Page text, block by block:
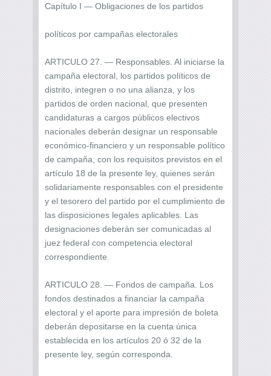
Capítulo I — Obligaciones de los partidos
políticos por campañas electorales
ARTICULO 27. — Responsables. Al iniciarse la
campaña electoral, los partidos políticos de
distrito, integren o no una alianza, y los
partidos de orden nacional, que presenten
candidaturas a cargos públicos electivos
nacionales deberán designar un responsable
económico-financiero y un responsable político
de campaña, con los requisitos previstos en el
artículo 18 de la presente ley, quienes serán
solidariamente responsables con el presidente
y el tesorero del partido por el cumplimiento de
las disposiciones legales aplicables. Las
designaciones deberán ser comunicadas al
juez federal con competencia electoral
correspondiente.
ARTICULO 28. — Fondos de campaña. Los
fondos destinados a financiar la campaña
electoral y el aporte para impresión de boleta
deberán depositarse en la cuenta única
establecida en los artículos 20 ó 32 de la
presente ley, según corresponda.